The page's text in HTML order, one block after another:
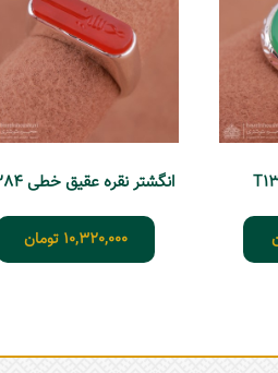
انگشتر نقره عقیق خطی T1384
10,320,000 تومان